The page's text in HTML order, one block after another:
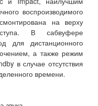
воспроизводимого
на верху
В сабвуфере
для дистанционного
а также режим
в случае отсутствия
времени.